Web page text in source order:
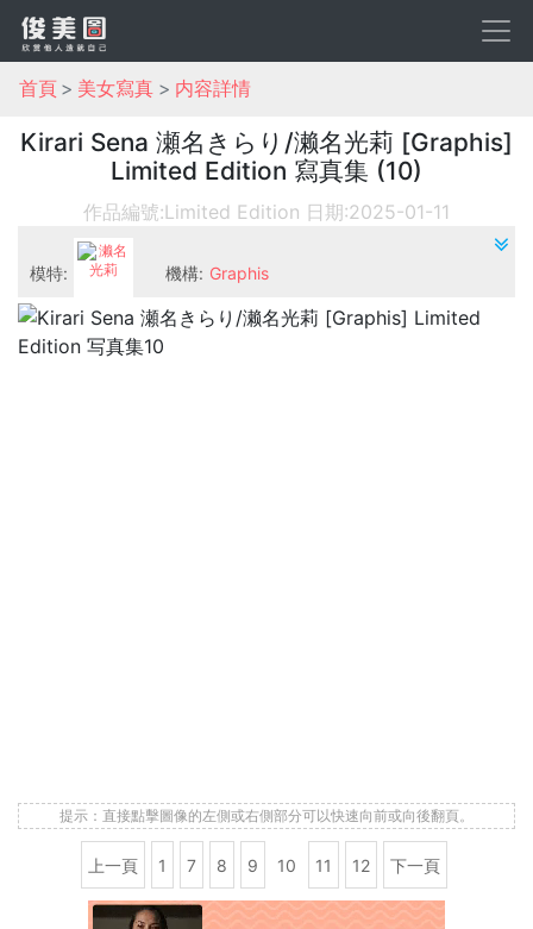
首頁 美女寫真 内容詳情
Kirari Sena 瀬名きらり/濑名光莉 [Graphis]
Limited Edition 寫真集 (10)
作品編號:Limited Edition 日期:2025-01-11
模特:
濑名光莉
機構: Graphis
提示：直接點擊圖像的左側或右側部分可以快速向前或向後翻頁。
上一頁 1 7 8 9 10 11 12 下一頁